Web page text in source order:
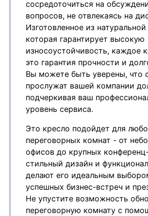
сосредоточиться на
вопросов, не отвлекаясь на
Изготовленное из
которая гарантирует высокую
износоустойчивость, каждое
это гарантия прочности и
Вы можете быть уверены, что
прослужат вашей компании
подчеркивая ваш
уровень сервиса.
Это кресло подойдет для
переговорных комнат - от
офисов до крупных
стильный дизайн и
делают его идеальным
успешных бизнес-встреч и
Не упустите возможность
переговорную комнату с